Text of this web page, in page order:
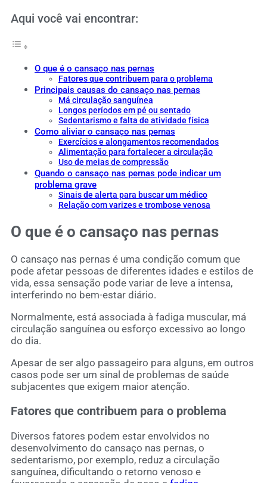
Aqui você vai encontrar:
O que é o cansaço nas pernas
Fatores que contribuem para o problema
Principais causas do cansaço nas pernas
Má circulação sanguínea
Longos períodos em pé ou sentado
Sedentarismo e falta de atividade física
Como aliviar o cansaço nas pernas
Exercícios e alongamentos recomendados
Alimentação para fortalecer a circulação
Uso de meias de compressão
Quando o cansaço nas pernas pode indicar um
problema grave
Sinais de alerta para buscar um médico
Relação com varizes e trombose venosa
O que é o cansaço nas pernas
O cansaço nas pernas é uma condição comum que
pode afetar pessoas de diferentes idades e estilos de
vida, essa sensação pode variar de leve a intensa,
interferindo no bem-estar diário.
Normalmente, está associada à fadiga muscular, má
circulação sanguínea ou esforço excessivo ao longo
do dia.
Apesar de ser algo passageiro para alguns, em outros
casos pode ser um sinal de problemas de saúde
subjacentes que exigem maior atenção.
Fatores que contribuem para o problema
Diversos fatores podem estar envolvidos no
desenvolvimento do cansaço nas pernas, o
sedentarismo, por exemplo, reduz a circulação
sanguínea, dificultando o retorno venoso e